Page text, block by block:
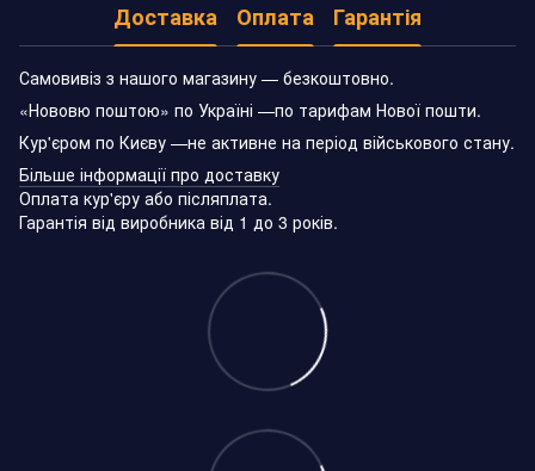
Доставка Оплата Гарантія
Самовивіз з нашого магазину — безкоштовно.
«Нововю поштою» по Україні —по тарифам Нової пошти.
Кур'єром по Києву —не активне на період військового стану.
Більше інформації про доставку
Оплата кур'єру або післяплата.
Гарантія від виробника від 1 до 3 років.